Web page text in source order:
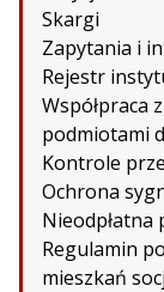
Skargi
Zapytania i
Rejestr
Współpraca
podmiotami
Kontrole
Ochrona
Nieodpłatna
Regulamin
mieszkań